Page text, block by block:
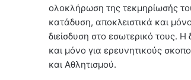
ολοκλήρωση της τεκμηρίωσής
κατάδυση, αποκλειστικά και
διείσδυση στο εσωτερικό τους. Η
και μόνο για ερευνητικούς
και Αθλητισμού.